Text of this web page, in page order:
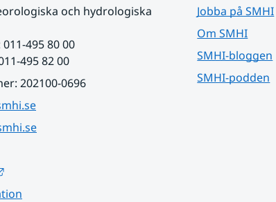
och hydrologiska
495 80 00
495 82 00
202100-0696
Jobba på SMHI
Om SMHI
SMHI-bloggen
SMHI-podden